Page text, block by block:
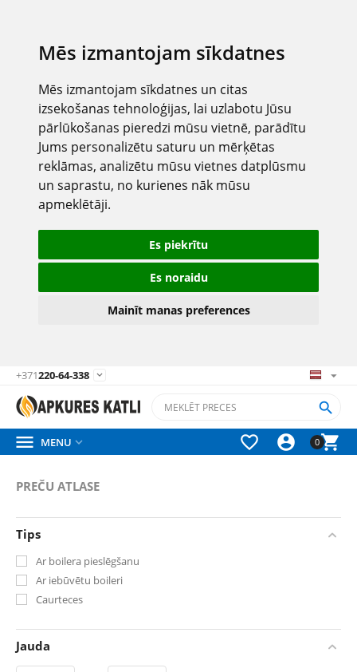
Mēs izmantojam sīkdatnes
Mēs izmantojam sīkdatnes un citas
izsekošanas tehnoloģijas, lai uzlabotu Jūsu
pārlūkošanas pieredzi mūsu vietnē, parādītu
Jums personalizētu saturu un mērķētas
reklāmas, analizētu mūsu vietnes datplūsmu
un saprastu, no kurienes nāk mūsu
apmeklētāji.
Es piekrītu
Es noraidu
Mainīt manas preferences
+371220-64-338 
0



 MENU 
PREČU ATLASE
Tips
Ar boilera pieslēgšanu
Ar iebūvētu boileri
Caurteces
Jauda